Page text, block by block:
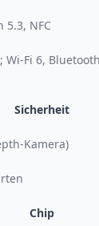
5.3, NFC
Wi-Fi 6,
Sicherheit
Kamera)
Chip